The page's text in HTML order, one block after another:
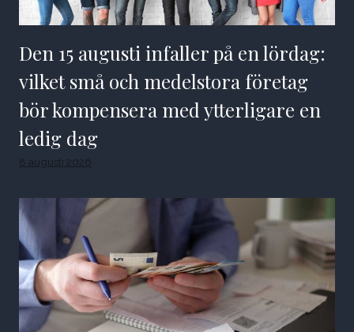
Den 15 augusti infaller på en lördag:
vilket små och medelstora företag
bör kompensera med ytterligare en
ledig dag
8 augusti 2026